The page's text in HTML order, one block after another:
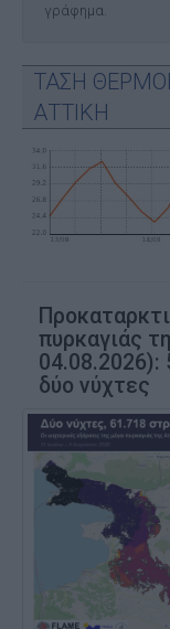
γράφημα.
ΤΑΣΗ
ΑΤΤΙΚΗ
πυρκαγιάς
04.08.2026):
δύο νύχτες